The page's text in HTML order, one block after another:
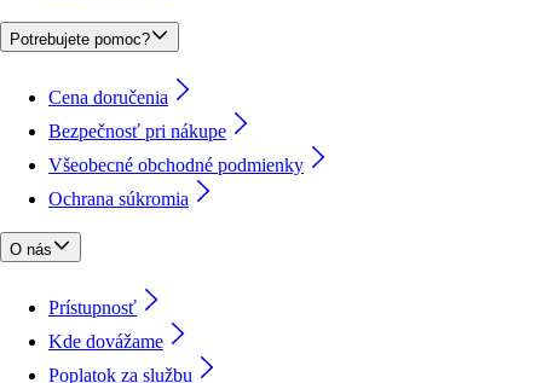
Potrebujete pomoc?
Cena doručenia
Bezpečnosť pri nákupe
Všeobecné obchodné podmienky
Ochrana súkromia
O nás
Prístupnosť
Kde dovážame
Poplatok za službu